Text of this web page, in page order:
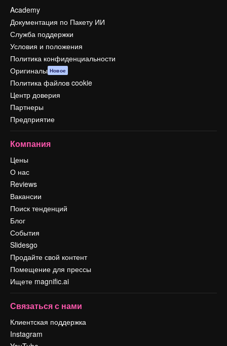
Academy
Документация по Пакету ИИ
Служба поддержки
Условия и положения
Политика конфиденциальности
Оригиналы Новое
Политика файлов cookie
Центр доверия
Партнеры
Предприятие
Компания
Цены
О нас
Reviews
Вакансии
Поиск тенденций
Блог
События
Slidesgo
Продайте свой контент
Помещение для прессы
Ищете magnific.ai
Связаться с нами
Клиентская поддержка
Instagram